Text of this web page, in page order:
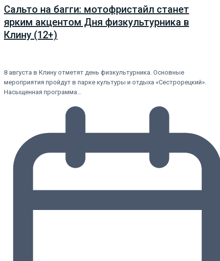
Сальто на багги: мотофристайл станет
ярким акцентом Дня физкультурника в
Клину (12+)
8 августа в Клину отметят день физкультурника. Основные
мероприятия пройдут в парке культуры и отдыха «Сестрорецкий».
Насыщенная программа…